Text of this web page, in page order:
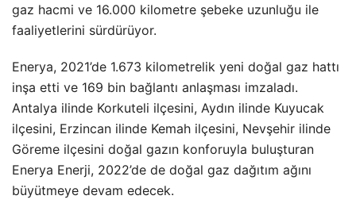
gaz hacmi ve 16.000 kilometre şebeke uzunluğu ile
faaliyetlerini sürdürüyor.
Enerya, 2021’de 1.673 kilometrelik yeni doğal gaz hattı
inşa etti ve 169 bin bağlantı anlaşması imzaladı.
Antalya ilinde Korkuteli ilçesini, Aydın ilinde Kuyucak
ilçesini, Erzincan ilinde Kemah ilçesini, Nevşehir ilinde
Göreme ilçesini doğal gazın konforuyla buluşturan
Enerya Enerji, 2022’de de doğal gaz dağıtım ağını
büyütmeye devam edecek.